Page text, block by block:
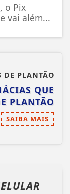
o Pix
vai além...
DE PLANTÃO
QUE
PLANTÃO
SAIBA MAIS